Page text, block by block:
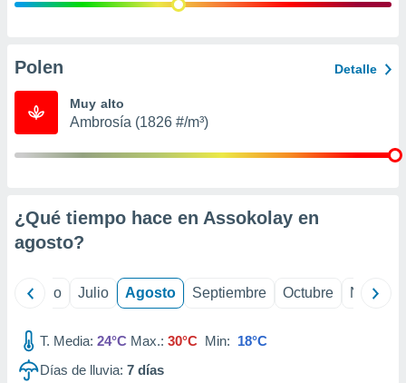
e
publicidad
Polen Detalle
Muy alto
Ambrosía (1826 #/m³)
¿Qué tiempo hace en Assokolay en
agosto?
Junio Julio Agosto Septiembre Octubre
T. Media: 24°C Max.: 30°C Min: 18°C
Días de lluvia: 7 días